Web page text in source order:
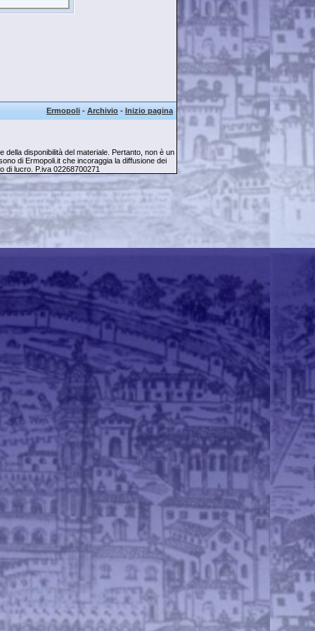
Ermopoli - Archivio - Inizio pagina
disponibilità del materiale. Pertanto, non è un
di Ermopoli.it che incoraggia la diffusione dei
di lucro. P.iva 02268700271